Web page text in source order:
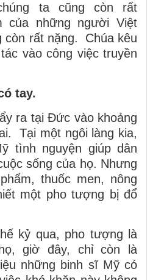
ta cũng còn rất
của những người Việt
còn rất nặng. Chúa kêu
vào công việc truyền
tay.
tại Đức vào khoảng
Tại một ngôi làng kia,
tình nguyện giúp dân
sống của họ. Nhưng
thuốc men, nông
một pho tượng bị đổ
qua, pho tượng là
giờ đây, chỉ còn là
những binh sĩ Mỹ có